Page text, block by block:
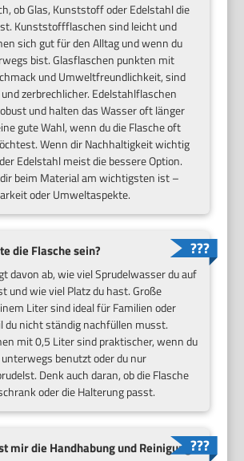
ob Glas, Kunststoff oder Edelstahl die
Kunststoffflaschen sind leicht und
sich gut für den Alltag und wenn du
bist. Glasflaschen punkten mit
und Umweltfreundlichkeit, sind
zerbrechlicher. Edelstahlflaschen
und halten das Wasser oft länger
gute Wahl, wenn du die Flasche oft
Wenn dir Nachhaltigkeit wichtig
Edelstahl meist die bessere Option.
beim Material am wichtigsten ist –
oder Umweltaspekte.
die Flasche sein?
davon ab, wie viel Sprudelwasser du auf
und wie viel Platz du hast. Große
Liter sind ideal für Familien oder
du nicht ständig nachfüllen musst.
mit 0,5 Liter sind praktischer, wenn du
benutzt oder du nur
Denk auch daran, ob die Flasche
oder die Halterung passt.
mir die Handhabung und Reinigung?